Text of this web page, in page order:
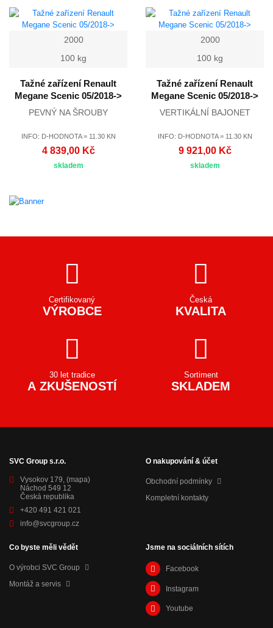
2000
100 kg
Tažné zařízení Renault
Megane Scenic 05/2018->
PEVNÝ NA ŠROUBY
INFO: D-HODNOTA = 11.30 KN
4 839,00 Kč
skladem
2000
100 kg
Tažné zařízení Renault
Megane Scenic 05/2018->
VERTIKÁLNÍ BAJONET
INFO: D-HODNOTA = 11.30 KN
9 921,00 Kč
skladem
Certifikovaný
VÝROBCE
Česká
KVALITA
30 let tradice
A ZKUŠENOSTÍ
Sortiment
SKLADEM
SVC Group s.r.o.
Vysokov 179, (mapa)
Náchod 549 12
Česká republika
+420 491 421 021
info@svcgroup.cz
O nakupování & účet
Obchodní podmínky
Kompletní kontakty
Co byste měli vědět
O výrobci SVC Group
Montáž a servis
Jsme na sociálních sítích
Facebook
Instagram
Youtube